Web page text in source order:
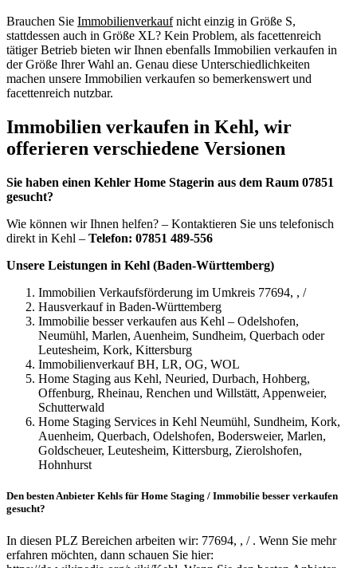
Brauchen Sie Immobilienverkaufnicht einzig in Größe S,
stattdessen auch in Größe XL? Kein Problem, als facettenreich
tätiger Betrieb bieten wir Ihnen ebenfalls Immobilien verkaufen in
der Größe Ihrer Wahl an. Genau diese Unterschiedlichkeiten
machen unsere Immobilien verkaufen so bemerkenswert und
facettenreich nutzbar.
Immobilien verkaufen in Kehl, wir
offerieren verschiedene Versionen
Sie haben einen Kehler Home Stagerin aus dem Raum 07851
gesucht?
Wie können wir Ihnen helfen? – Kontaktieren Sie uns telefonisch
direkt in Kehl – Telefon: 07851 489-556
Unsere Leistungen in Kehl (Baden-Württemberg)
Immobilien Verkaufsförderung im Umkreis 77694, , /
Hausverkauf in Baden-Württemberg
Immobilie besser verkaufen aus Kehl – Odelshofen,
Neumühl, Marlen, Auenheim, Sundheim, Querbach oder
Leutesheim, Kork, Kittersburg
Immobilienverkauf BH, LR, OG, WOL
Home Staging aus Kehl, Neuried, Durbach, Hohberg,
Offenburg, Rheinau, Renchen und Willstätt, Appenweier,
Schutterwald
Home Staging Services in Kehl Neumühl, Sundheim, Kork,
Auenheim, Querbach, Odelshofen, Bodersweier, Marlen,
Goldscheuer, Leutesheim, Kittersburg, Zierolshofen,
Hohnhurst
Den besten Anbieter Kehls für Home Staging / Immobilie besser verkaufen
gesucht?
In diesen PLZ Bereichen arbeiten wir: 77694, , / . Wenn Sie mehr
erfahren möchten, dann schauen Sie hier: